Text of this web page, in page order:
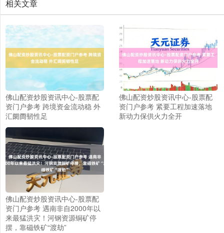
相关文章
佛山配资炒股资讯中心-股票配
资门户参考 跨境资金流动稳 外
汇阛阓韧性足
佛山配资炒股资讯中心-股票配
资门户参考 紧要工程加速落地
新动力保供火力全开
佛山配资炒股资讯中心-股票配
资门户参考 遇南非自2000年以
来最猛洪灾！河钢资源铜矿停
摆，靠磁铁矿“渡劫”
上证综指 3910.17